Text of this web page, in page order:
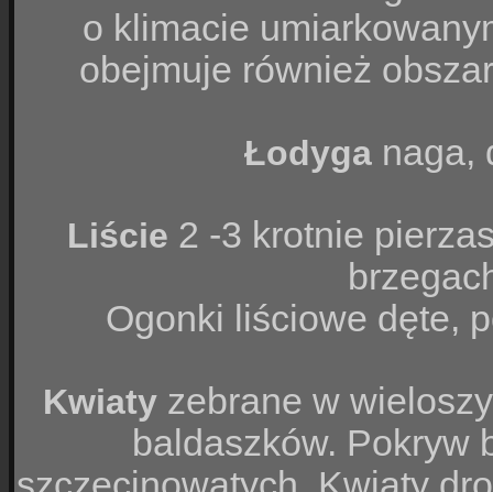
o klimacie
obejmuje również
Łodyganaga,
Liście 2 -3 krotnie
Ogonki liściowe dęte,
Kwiaty zebrane w
baldaszków. Pokryw